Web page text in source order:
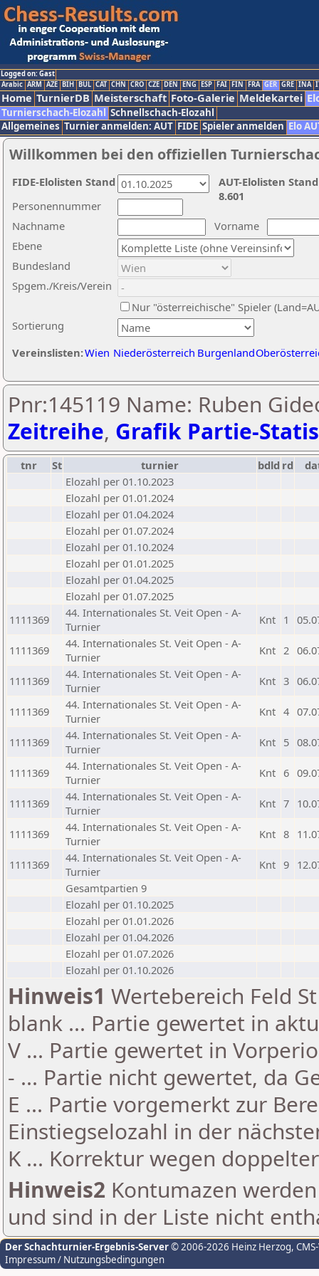
Logged on: Gast
Arabic ARM AZE BIH BUL CAT CHN CRO CZE DEN ENG ESP FAI FIN FRA GER GRE INA
Home TurnierDB Meisterschaft Foto-Galerie Meldekartei
Turnierschach-Elozahl Schnellschach-Elozahl
Allgemeines Turnier anmelden: AUT FIDE Spieler anmelden Elo
Willkommen bei den offiziellen
Nachname
Vorname
Ebene
Sortierung
Personennummer
Bundesland
Spgem./Kreis/Verein
Nur "österreichische" Spieler
Vereinslisten:Wien Niederösterreich Burgenland
AUT-Elolisten
8.601
FIDE-Elolisten Stand
Pnr:145119 Name: Ruben
Zeitreihe, Grafik Partie-
tnr St turnier bdld rd
Elozahl per 01.10.2023
Elozahl per 01.01.2024
Elozahl per 01.04.2024
Elozahl per 01.07.2024
Elozahl per 01.10.2024
Elozahl per 01.01.2025
Elozahl per 01.04.2025
Elozahl per 01.07.2025
1111369
44. Internationales St. Veit Open - A-
Turnier
Knt 1
1111369
44. Internationales St. Veit Open - A-
Turnier
Knt 2
1111369
44. Internationales St. Veit Open - A-
Turnier
Knt 3
1111369
44. Internationales St. Veit Open - A-
Turnier
Knt 4
1111369
44. Internationales St. Veit Open - A-
Turnier
Knt 5
1111369
44. Internationales St. Veit Open - A-
Turnier
Knt 6
1111369
44. Internationales St. Veit Open - A-
Turnier
Knt 7
1111369
44. Internationales St. Veit Open - A-
Turnier
Knt 8
1111369
44. Internationales St. Veit Open - A-
Turnier
Knt 9
Gesamtpartien 9
Elozahl per 01.10.2025
Elozahl per 01.01.2026
Elozahl per 01.04.2026
Elozahl per 01.07.2026
Elozahl per 01.10.2026
Hinweis1 Wertebereich Feld
blank ... Partie gewertet in
V ... Partie gewertet in
- ... Partie nicht gewertet, da
E ... Partie vorgemerkt zur
Einstiegselozahl in der
K ... Korrektur wegen
Hinweis2 Kontumazen
und sind in der Liste nicht
Der Schachturnier-Ergebnis-Server© 2006-2026 Heinz Herzog,
Impressum / Nutzungsbedingungen